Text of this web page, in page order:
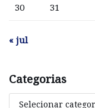
30 31
« jul
Categorias